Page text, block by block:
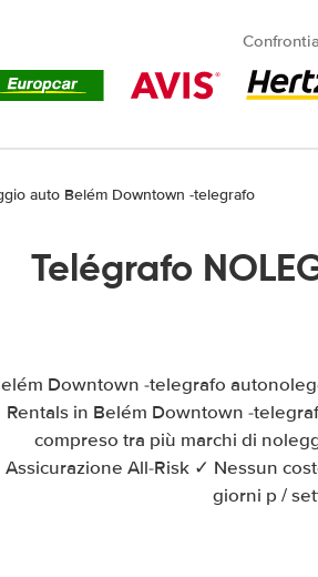
auto Belém Downtown -telegrafo
Telégrafo
Downtown -telegrafo
Rentals in Belém Downtown -
compreso tra più marchi di
Assicurazione All-Risk ✓ Nessun
giorni p /